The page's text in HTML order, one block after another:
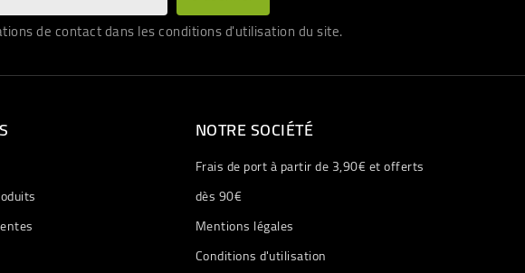
de contact dans les conditions d'utilisation du site.
NOTRE SOCIÉTÉ
Frais de port à partir de 3,90€ et offerts
dès 90€
Mentions légales
Conditions d'utilisation